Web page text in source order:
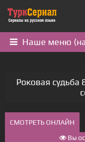
Наше меню
Роковая судьба
СМОТРЕТЬ ОНЛАЙН
Вы